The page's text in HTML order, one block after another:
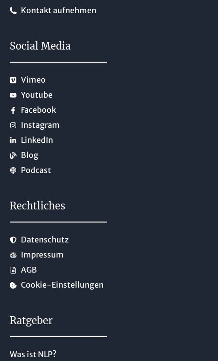
Kontakt aufnehmen
Social Media
Vimeo
Youtube
Facebook
Instagram
LinkedIn
Blog
Podcast
Rechtliches
Datenschutz
Impressum
AGB
Cookie-Einstellungen
Ratgeber
Was ist NLP?